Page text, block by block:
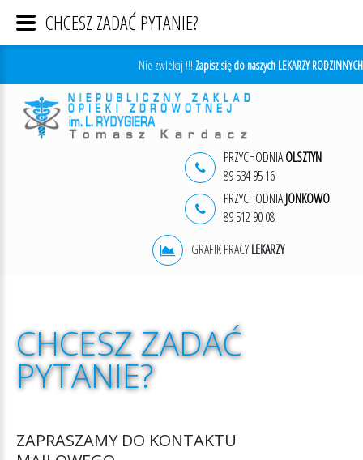
Nie zwlekaj !!! Zapisz się do naszych LEKARZY RODZINNYCH
PRZYCHODNIAOLSZTYN
89 534 95 16
PRZYCHODNIAJONKOWO
89 512 90 08
GRAFIK PRACYLEKARZY
CHCESZZADAĆ
PYTANIE?
ZAPRASZAMY DO KONTAKTU
CHCESZ ZADAĆ PYTANIE?